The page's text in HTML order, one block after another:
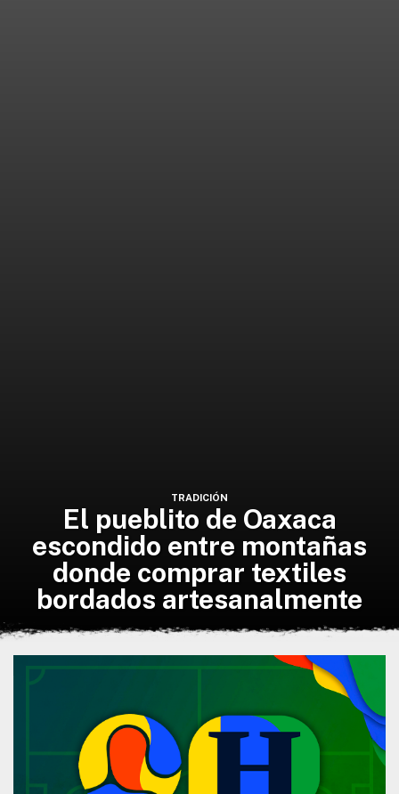
TRADICIÓN
El pueblito de Oaxaca
escondido entre montañas
donde comprar textiles
bordados artesanalmente